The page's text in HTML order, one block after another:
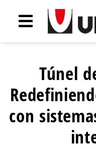
Túnel
con